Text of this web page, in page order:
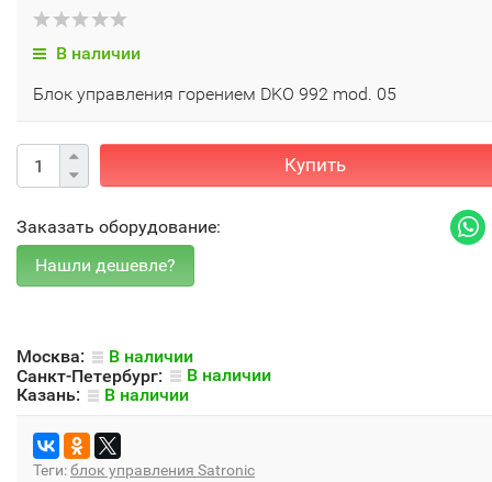
В наличии
Блок управления горением DKO 992 mod. 05
Купить
Заказать оборудование:
Москва:
В наличии
Санкт-Петербург:
В наличии
Казань:
В наличии
Теги:блок управления Satronic